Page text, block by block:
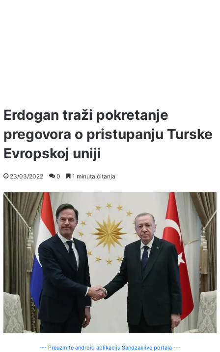
Erdogan traži pokretanje
pregovora o pristupanju Turske
Evropskoj uniji
23/03/2022 0 1 minuta čitanja
--- Preuzmite android aplikaciju Sandzaklive portala ---